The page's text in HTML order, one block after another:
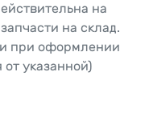
на
на склад.
при оформлении
от указанной)